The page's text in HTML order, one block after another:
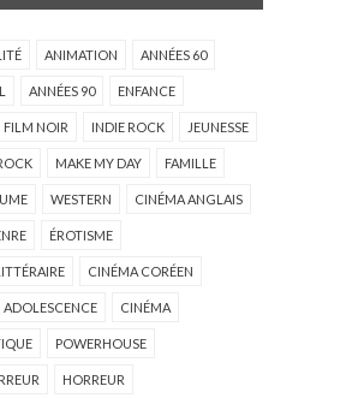
ANIMATION ANNÉES 60
ANNÉES 90 ENFANCE
FILM NOIR INDIE ROCK JEUNESSE
MAKE MY DAY FAMILLE
WESTERN CINÉMA ANGLAIS
ÉROTISME
CINÉMA CORÉEN
ADOLESCENCE CINÉMA
POWERHOUSE
HORREUR